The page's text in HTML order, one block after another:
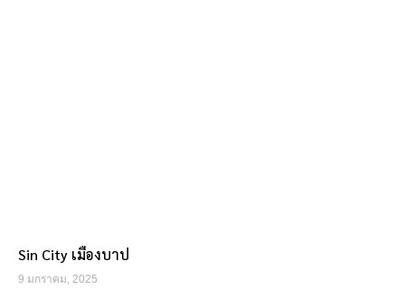
Sin City เมืองบาป
9 มกราคม, 2025